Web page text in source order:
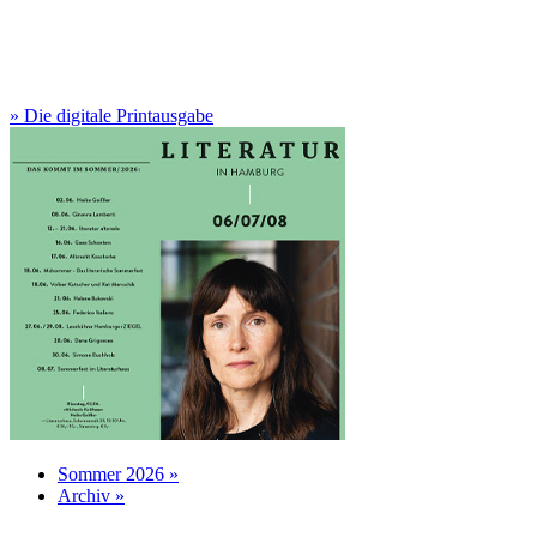
» Die digitale Printausgabe
Sommer 2026 »
Archiv »